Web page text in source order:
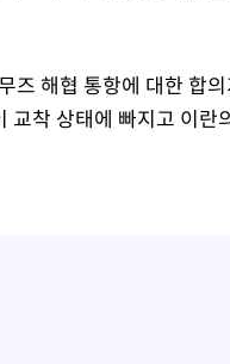
즈 해협 통항에 대한 합
교착 상태에 빠지고 이